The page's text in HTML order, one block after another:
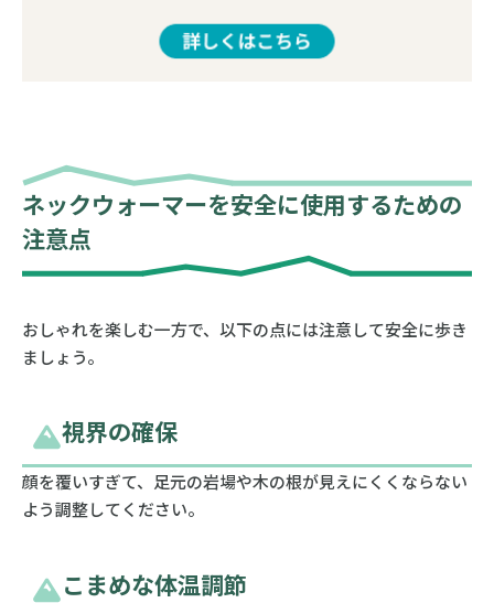
ネックウォーマーを安全に使用するための
注意点
おしゃれを楽しむ一方で、以下の点には注意して安全に歩き
ましょう。
視界の確保
顔を覆いすぎて、足元の岩場や木の根が見えにくくならない
よう調整してください。
こまめな体温調節